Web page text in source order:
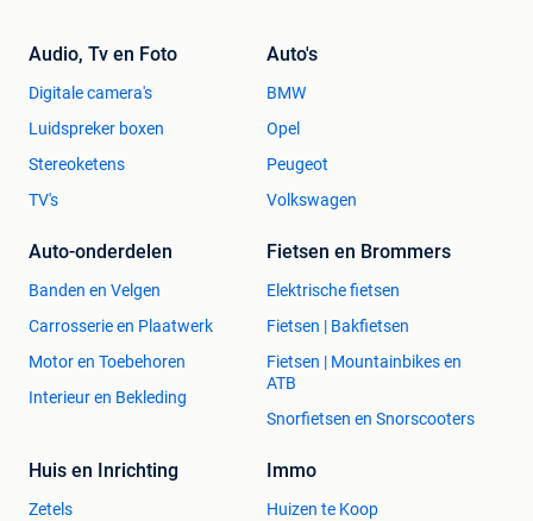
Houten regenton - eikenhout- regenton - wijnvat - whiskyvat
Audio, Tv en Foto
Digitale camera's
Luidspreker boxen
Stereoketens
TV's
Auto's
BMW
Opel
Peugeot
Volkswagen
Auto-onderdelen
Banden en Velgen
Carrosserie en Plaatwerk
Motor en Toebehoren
Interieur en Bekleding
Fietsen en Brommers
Elektrische fietsen
Fietsen | Bakfietsen
Fietsen | Mountainbikes en
ATB
Snorfietsen en Snorscooters
Huis en Inrichting
Zetels
Immo
Huizen te Koop